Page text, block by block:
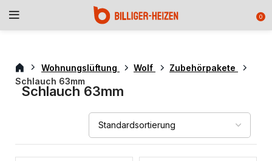
0
Wohnungslüftung Wolf
Zubehörpakete
Schlauch 63mm
Schlauch 63mm